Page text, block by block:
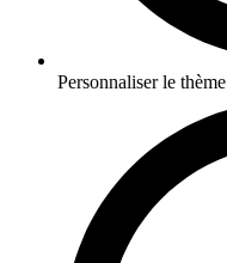
Personnaliser le thème